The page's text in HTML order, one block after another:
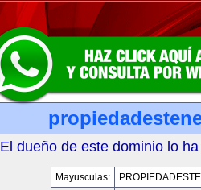
El dueño de este dominio lo
Mayusculas: